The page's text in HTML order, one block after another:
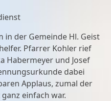
in der Gemeinde Hl. Geist
Pfarrer Kohler rief
Habermeyer und Josef
dabei
Applaus, zumal der
einfach war.